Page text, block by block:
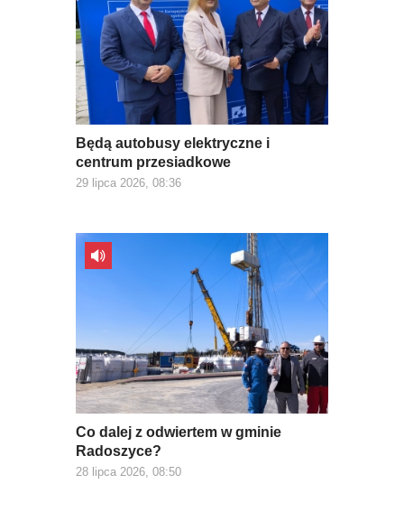
Będą autobusy elektryczne i
centrum przesiadkowe
29 lipca 2026, 08:36
Co dalej z odwiertem w gminie
Radoszyce?
28 lipca 2026, 08:50